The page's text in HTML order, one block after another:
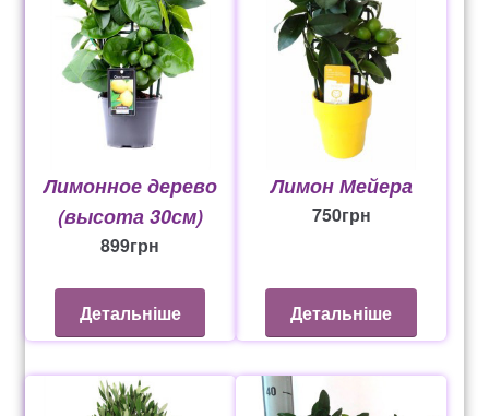
Лимонное дерево
(высота 30см)
899грн
Детальніше
Лимон Мейера
750грн
Детальніше